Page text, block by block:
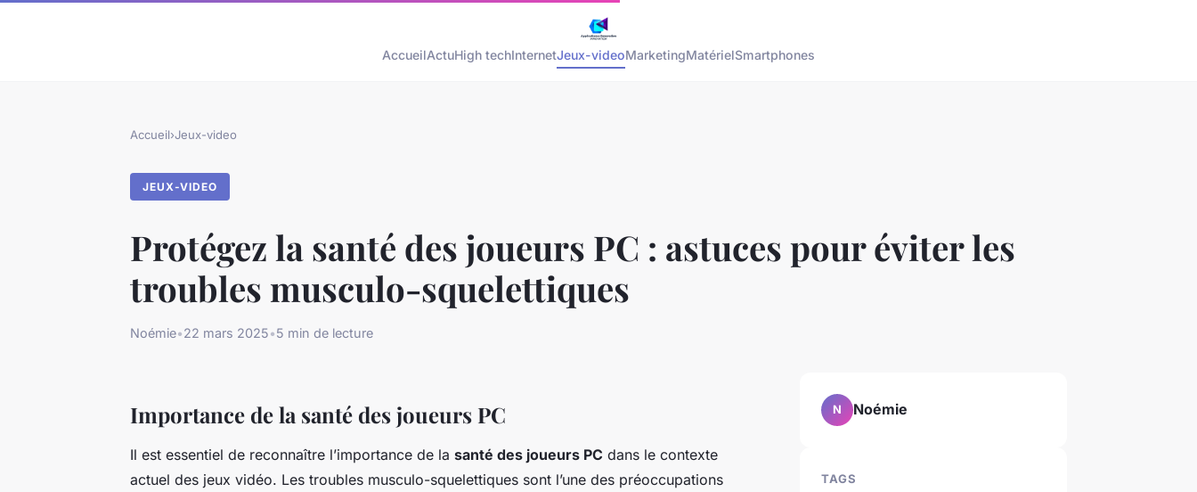
AccueilActuHigh techInternetJeux-videoMarketingMatérielSmartphones
Accueil›Jeux-video
JEUX-VIDEO
Protégez la santé des joueurs PC : astuces pour éviter les
troubles musculo-squelettiques
Noémie•22 mars 2025•5 min de lecture
Importance de la santé des joueurs PC
Il est essentiel de reconnaître l’importance de la santé des joueurs PC dans le contexte
actuel des jeux vidéo. Les troubles musculo-squelettiques sont l’une des préoccupations
N Noémie
TAGS